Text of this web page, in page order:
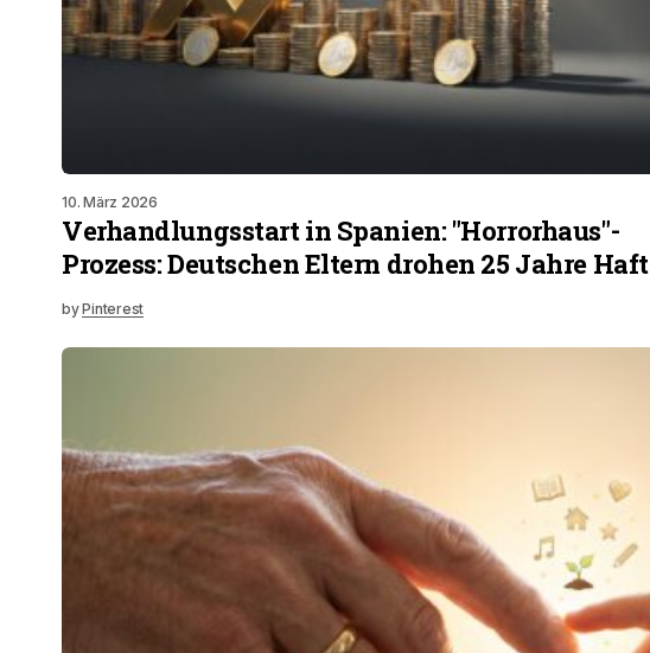
10. März 2026
Verhandlungsstart in Spanien: "Horrorhaus"-
Prozess: Deutschen Eltern drohen 25 Jahre Haft
byPinterest